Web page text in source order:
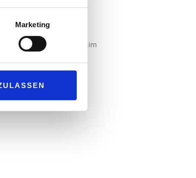
Marketing
EnBW rund 30.000
an öffentlicher
Jahr etwa 200
für ihre Vorreiterrolle im